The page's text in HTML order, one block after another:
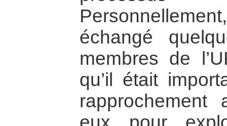
échangé
membres de
qu’il était
rapprochement